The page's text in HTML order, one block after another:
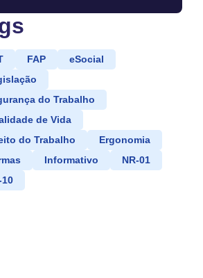
FAP
eSocial
do Trabalho
de Vida
do Trabalho
Ergonomia
Informativo
NR-01
10